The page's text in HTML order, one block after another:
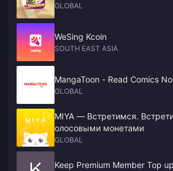
GLOBAL
WeSing Kcoin
SOUTH EAST ASIA
MangaToon - Read Comics
GLOBAL
MIYA — Встретимся.
олосовыми монетами
GLOBAL
Keep Premium Member Top